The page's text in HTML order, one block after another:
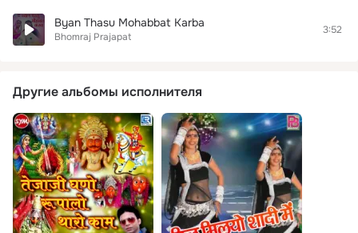
Byan Thasu Mohabbat Karba
Bhomraj Prajapat
3:52
Другие альбомы исполнителя